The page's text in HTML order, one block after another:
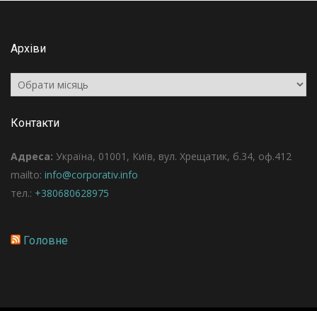
Архіви
Архіви
Контакти
Адреса: Україна, 01001, Київ, вул. Хрещатик, б.34, оф.412
mailto: info@corporativ.info
тел.: +380680628975
Головне